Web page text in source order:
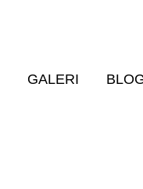
GALERI